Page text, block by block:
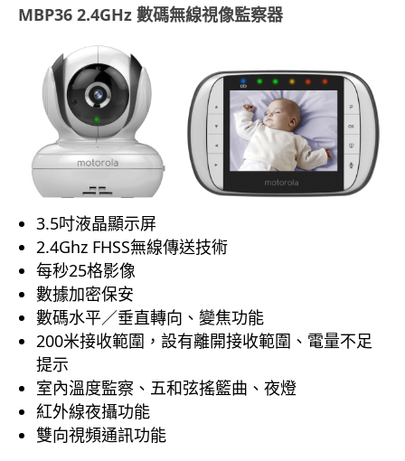
MBP36 2.4GHz 數碼無線視像監察器
3.5吋液晶顯示屏
2.4Ghz FHSS無線傳送技術
每秒25格影像
數據加密保安
數碼水平／垂直轉向、變焦功能
200米接收範圍，設有離開接收範圍、電量不足
提示
室內溫度監察、五和弦搖籃曲、夜燈
紅外線夜攝功能
雙向視頻通訊功能